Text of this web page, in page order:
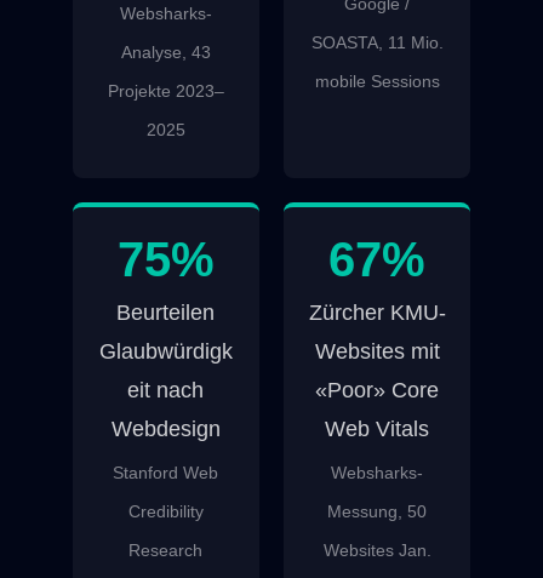
Websharks-
Analyse, 43
Projekte 2023–
2025
SOASTA, 11 Mio.
mobile Sessions
75%
Beurteilen
Glaubwürdigk
eit nach
Webdesign
Stanford Web
Credibility
Research
67%
Zürcher KMU-
Websites mit
«Poor» Core
Web Vitals
Websharks-
Messung, 50
Websites Jan.